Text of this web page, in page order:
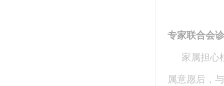
专家联合会
家属担心
属意愿后，